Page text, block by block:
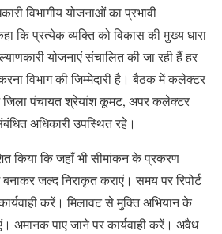
विभागीय योजनाओं का प्रभावी
कि प्रत्येक व्यक्ति को विकास की मुख्य धारा
योजनाएं संचालित की जा रही हैं हर
करना विभाग की जिम्मेदारी है। बैठक में कलेक्टर
जिला पंचायत श्रेयांश कूमट, अपर कलेक्टर
अधिकारी उपस्थित रहे।
कि जहाँ भी सीमांकन के प्रकरण
जल्द निराकृत कराएं। समय पर रिपोर्ट
करें। मिलावट से मुक्ति अभियान के
अमानक पाए जाने पर कार्यवाही करें। अवैध